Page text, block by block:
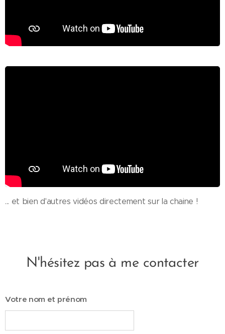
... et bien d'autres vidéos directement sur la chaine !
N'hésitez pas à me contacter
Votre nom et prénom